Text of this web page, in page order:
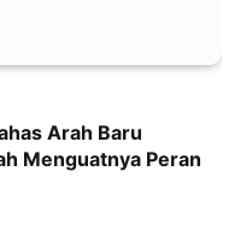
Arah Baru
Menguatnya Peran